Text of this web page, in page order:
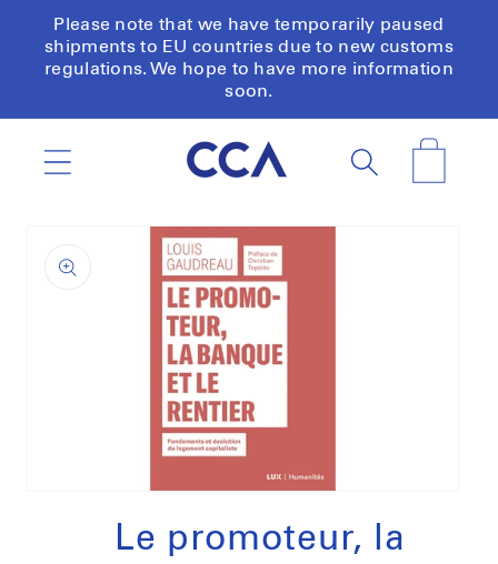
Skip to
content
Please note that we have temporarily paused
shipments to EU countries due to new customs
regulations. We hope to have more information
soon.
information
Le promoteur, la